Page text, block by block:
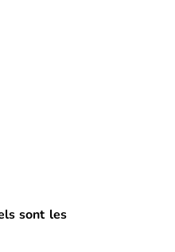
sont les